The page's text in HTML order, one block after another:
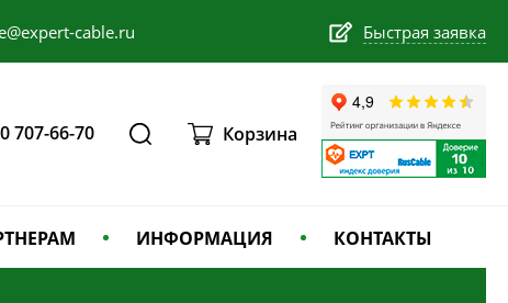
cable.ru Быстрая заявка
707-66-70 Корзина
ИНФОРМАЦИЯ КОНТАКТЫ